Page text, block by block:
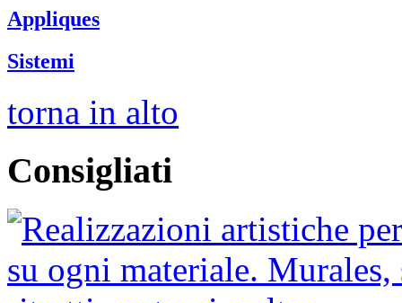
Appliques
Sistemi
torna in alto
Consigliati